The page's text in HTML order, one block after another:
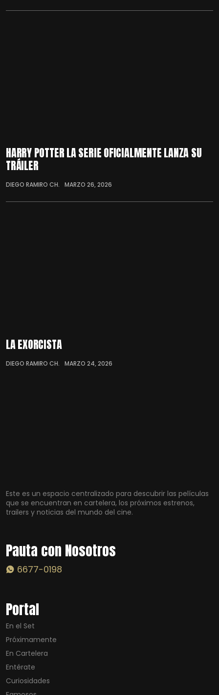
HARRY POTTER LA SERIE OFICIALMENTE LANZA SU
TRÁILER
DIEGO RAMIRO CH. MARZO 26, 2026
LA EXORCISTA
DIEGO RAMIRO CH. MARZO 24, 2026
Este es un espacio centralizado para descubrir las películas
que se encuentran en cartelera, los próximos estrenos,
trailers y noticias del mundo del cine.
Pauta con Nosotros
6677-0198
Portal
En el Set
Próximamente
En Cartelera
Entérate
Curiosidades